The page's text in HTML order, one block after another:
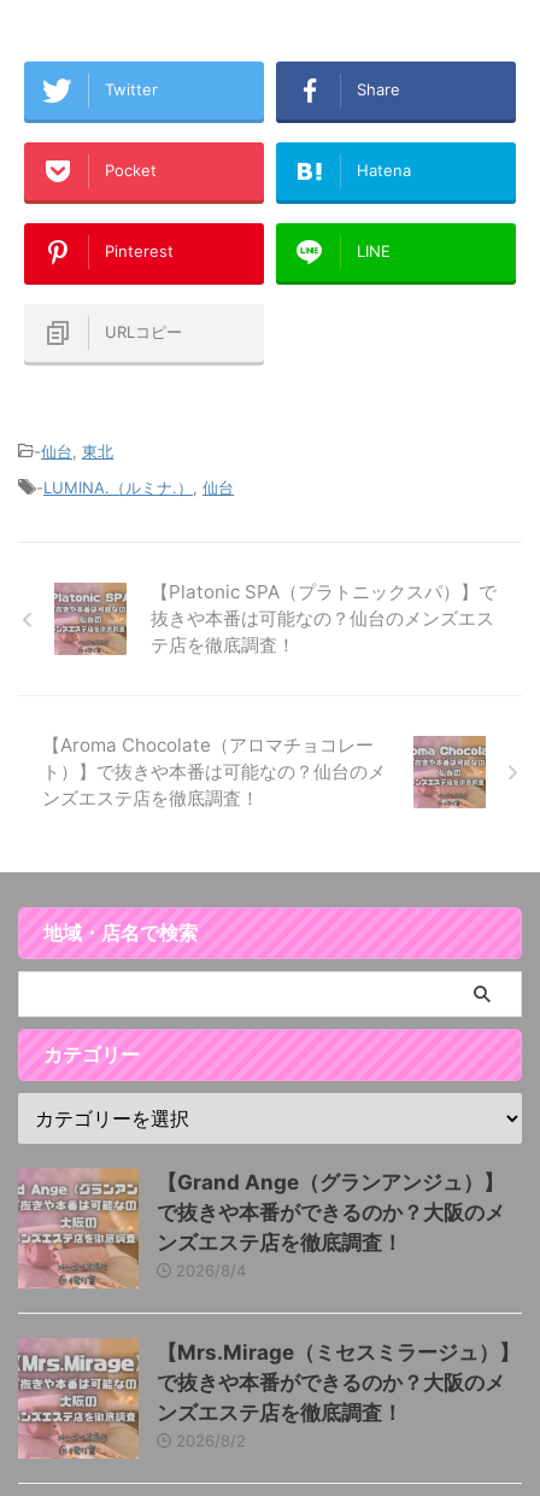
Twitter Share
Pocket Hatena
Pinterest LINE
URLコピー
-仙台 東北
-LUMINA.（ルミナ.） 仙台
【Platonic SPA（プラトニックスパ）】で
抜きや本番は可能なの？仙台のメンズエス
テ店を徹底調査！
【Aroma Chocolate（アロマチョコレー
ト）】で抜きや本番は可能なの？仙台のメ
ンズエステ店を徹底調査！
地域・店名で検索
カテゴリー
【Grand Ange（グランアンジュ）】
で抜きや本番ができるのか？大阪のメ
ンズエステ店を徹底調査！
2026/8/4
【Mrs.Mirage（ミセスミラージュ）】
で抜きや本番ができるのか？大阪のメ
ンズエステ店を徹底調査！
2026/8/2